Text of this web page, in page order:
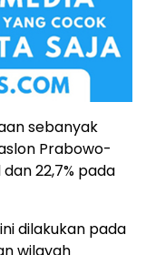
sebanyak
Prabowo-
22,7% pada
dilakukan pada